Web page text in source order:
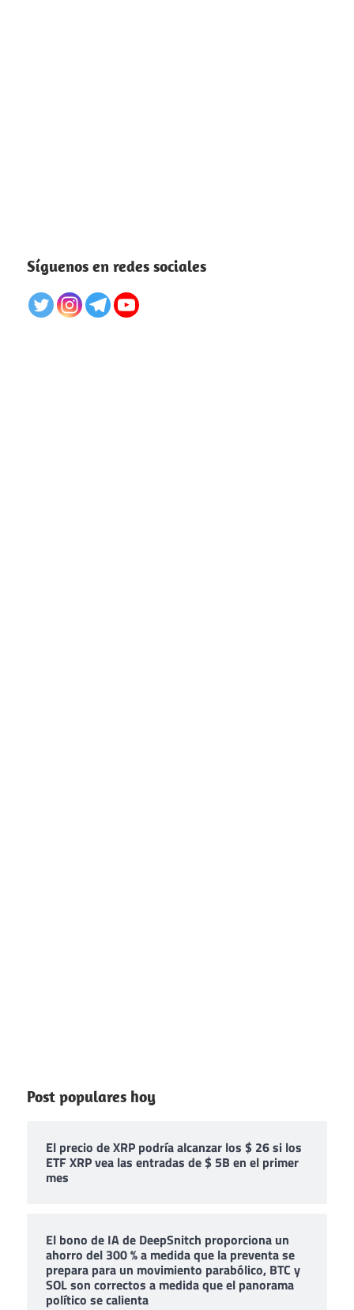
Síguenos en redes sociales
Post populares hoy
El precio de XRP podría alcanzar los $ 26 si los
ETF XRP vea las entradas de $ 5B en el primer
mes
El bono de IA de DeepSnitch proporciona un
ahorro del 300 % a medida que la preventa se
prepara para un movimiento parabólico, BTC y
SOL son correctos a medida que el panorama
político se calienta